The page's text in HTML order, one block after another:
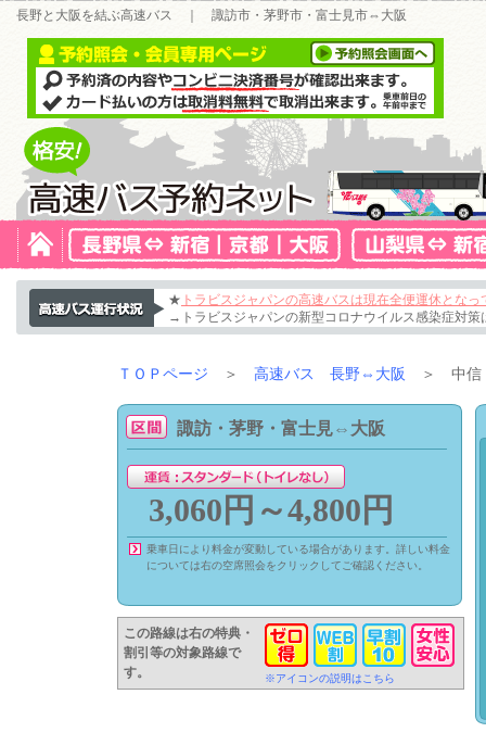
長野と大阪を結ぶ高速バス ｜ 諏訪市・茅野市・富士見市⇔大阪
★ トラビスジャパンの高速バスは現在全便運休となっ
→トラビスジャパンの新型コロナウイルス感染症対策
ＴＯＰページ ＞ 高速バス 長野⇔大阪 ＞ 中信
諏訪・茅野・富士見⇔大阪
3,060円～4,800円
乗車日により料金が変動している場合があります。詳しい料金
については右の空席照会をクリックしてご確認ください。
この路線は右の特典・
割引等の対象路線で
す。
※アイコンの説明はこちら